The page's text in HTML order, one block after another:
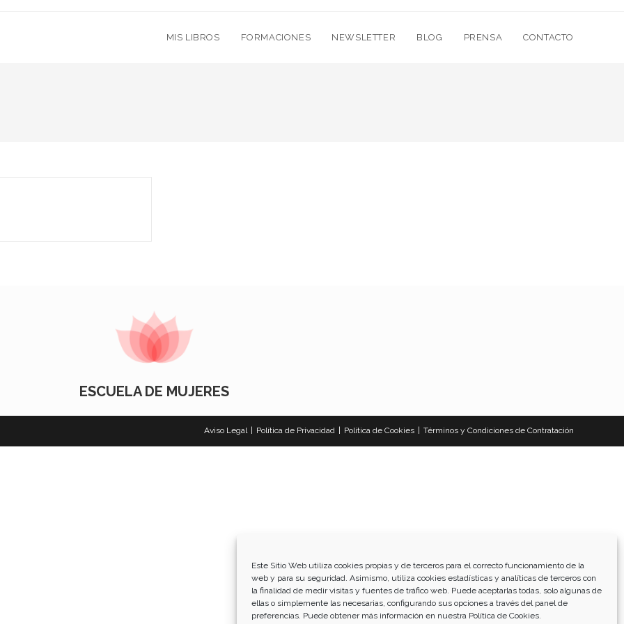
Este Sitio Web utiliza cookies propias y de terceros para el correcto funcionamiento de la
web y para su seguridad. Asimismo, utiliza cookies estadísticas y analíticas de terceros con
la finalidad de medir visitas y fuentes de tráfico web. Puede aceptarlas todas, solo algunas de
ellas o simplemente las necesarias, configurando sus opciones a través del panel de
preferencias. Puede obtener más información en nuestra Política de Cookies.
MIS LIBROS FORMACIONES NEWSLETTER BLOG PRENSA CONTACTO
ESCUELA DE MUJERES
Aviso Legal Política de Privacidad Política de Cookies Términos y Condiciones de Contratación